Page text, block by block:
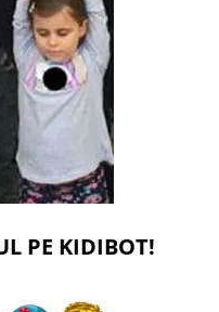
PE KIDIBOT!